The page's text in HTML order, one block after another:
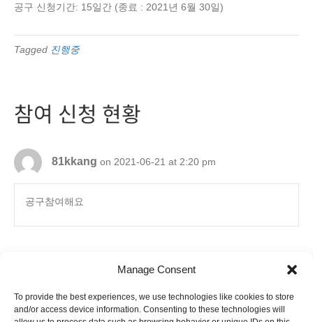
Manage Consent
To provide the best experiences, we use technologies like cookies to store
and/or access device information. Consenting to these technologies will
공구 신청기간: 15일간 (종료 : 2021년 6월 30일)
Tagged 진행중
참여 신청 현황
81kkang on 2021-06-21 at 2:20 pm
공구참여해요
6880 Orangethorpe Avenue, Suite D
Buena Park, CA 90620